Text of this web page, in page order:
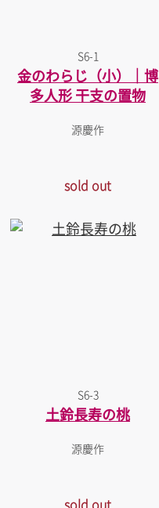
S6-1
金のわらじ（小）｜博
多人形 干支の置物
源慶作
sold out
S6-3
土鈴長寿の桃
源慶作
sold out